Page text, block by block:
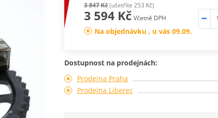
3 847 Kč(ušetříte 253 Kč)
3 594 Kč Včetně DPH
Na objednávku , u vás 09.09.
Dostupnost na prodejnách:
Prodejna Praha
Prodejna Liberec